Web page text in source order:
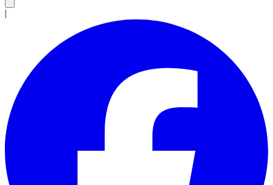
|